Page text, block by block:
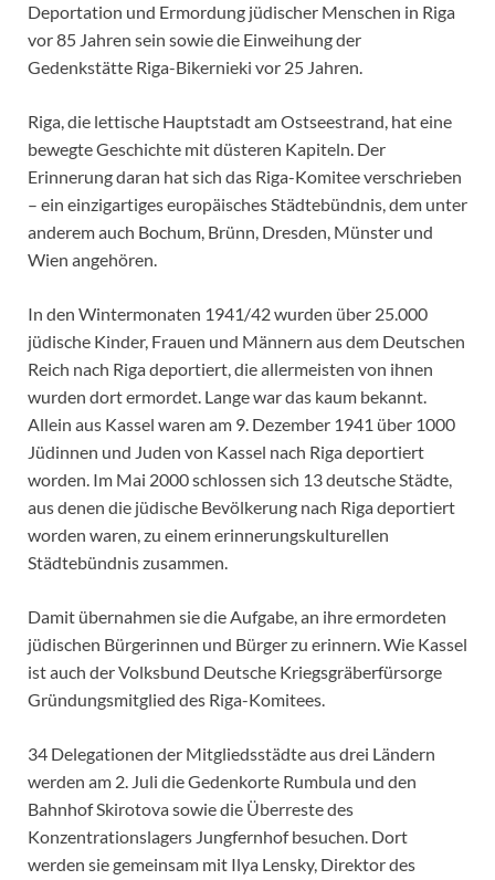
Deportation und Ermordung jüdischer Menschen in Riga
vor 85 Jahren sein sowie die Einweihung der
Gedenkstätte Riga-Bikernieki vor 25 Jahren.
Riga, die lettische Hauptstadt am Ostseestrand, hat eine
bewegte Geschichte mit düsteren Kapiteln. Der
Erinnerung daran hat sich das Riga-Komitee verschrieben
– ein einzigartiges europäisches Städtebündnis, dem unter
anderem auch Bochum, Brünn, Dresden, Münster und
Wien angehören.
In den Wintermonaten 1941/42 wurden über 25.000
jüdische Kinder, Frauen und Männern aus dem Deutschen
Reich nach Riga deportiert, die allermeisten von ihnen
wurden dort ermordet. Lange war das kaum bekannt.
Allein aus Kassel waren am 9. Dezember 1941 über 1000
Jüdinnen und Juden von Kassel nach Riga deportiert
worden. Im Mai 2000 schlossen sich 13 deutsche Städte,
aus denen die jüdische Bevölkerung nach Riga deportiert
worden waren, zu einem erinnerungskulturellen
Städtebündnis zusammen.
Damit übernahmen sie die Aufgabe, an ihre ermordeten
jüdischen Bürgerinnen und Bürger zu erinnern. Wie Kassel
ist auch der Volksbund Deutsche Kriegsgräberfürsorge
Gründungsmitglied des Riga-Komitees.
34 Delegationen der Mitgliedsstädte aus drei Ländern
werden am 2. Juli die Gedenkorte Rumbula und den
Bahnhof Skirotova sowie die Überreste des
Konzentrationslagers Jungfernhof besuchen. Dort
werden sie gemeinsam mit Ilya Lensky, Direktor des